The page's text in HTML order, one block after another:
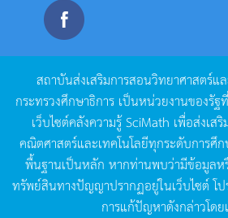
สถาบันส่งเสริมการสอนวิทยาศาสตร์แ
กระทรวงศึกษาธิการ เป็นหน่วยงานของรัฐ
เว็บไซต์คลังความรู้SciMath เพื่อส่งเส
คณิตศาสตร์และเทคโนโลยีทุกระดับการศึก
พื้นฐานเป็นหลัก หากท่านพบว่ามีข้อมูลห
ทรัพย์สินทางปัญญาปรากฏอยู่ในเว็บไซต์โ
การแก้ปัญหาดังกล่าวโดย